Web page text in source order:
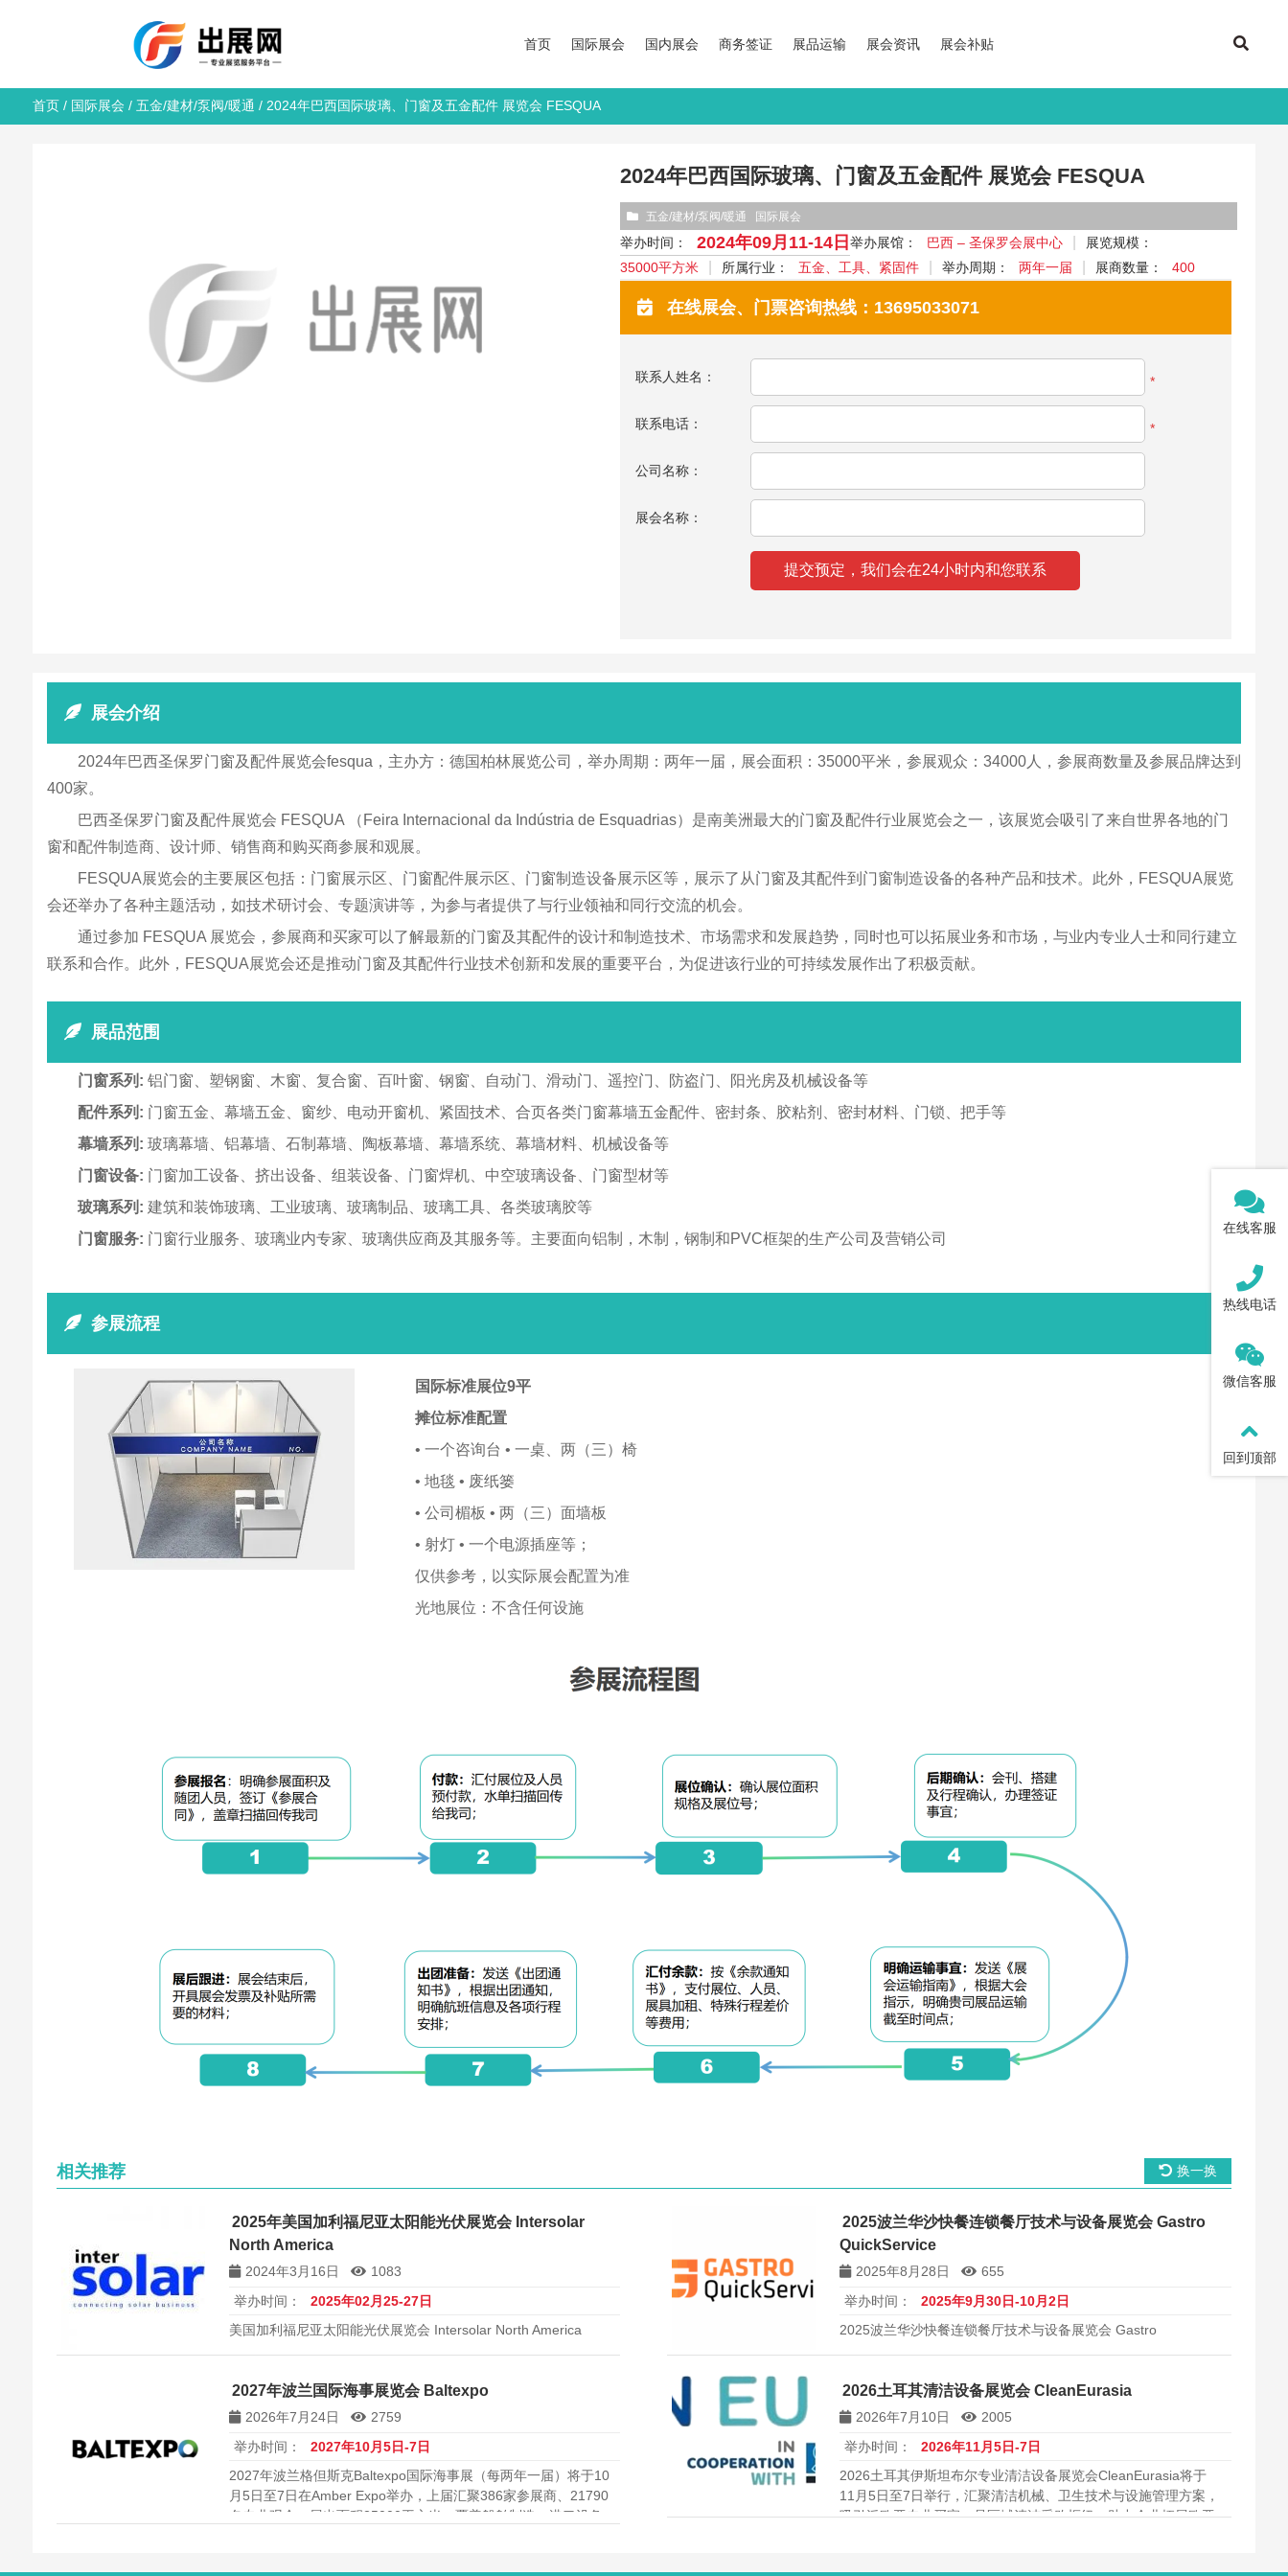
首页 国际展会 国内展会 商务签证 展品运输 展会资讯 展会补贴
首页/ 国际展会 / 五金/建材/泵阀/暖通 / 2024年巴西国际玻璃、门窗及五金配件 展览会 FESQUA
2024年巴西国际玻璃、门窗及五金配件 展览会 FESQUA
五金/建材/泵阀/暖通 国际展会
举办时间： 2024年09月11-14日举办展馆： 巴西 – 圣保罗会展中心
展览规模：
35000平方米
所属行业： 五金、工具、紧固件 举办周期： 两年一届 展商数量： 400
在线展会、门票咨询热线：13695033071
联系人姓名： *
联系电话： *
公司名称：
展会名称：
展会介绍
2024年巴西圣保罗门窗及配件展览会fesqua，主办方：德国柏林展览公司，举办周期：两年一届，展会面积：35000平米，参展观众：34000人，参展商数量及参展品牌达到
400家。
巴西圣保罗门窗及配件展览会 FESQUA （Feira Internacional da Indústria de Esquadrias）是南美洲最大的门窗及配件行业展览会之一，该展览会吸引了来自世界各地的门
窗和配件制造商、设计师、销售商和购买商参展和观展。
FESQUA展览会的主要展区包括：门窗展示区、门窗配件展示区、门窗制造设备展示区等，展示了从门窗及其配件到门窗制造设备的各种产品和技术。此外，FESQUA展览
会还举办了各种主题活动，如技术研讨会、专题演讲等，为参与者提供了与行业领袖和同行交流的机会。
通过参加 FESQUA 展览会，参展商和买家可以了解最新的门窗及其配件的设计和制造技术、市场需求和发展趋势，同时也可以拓展业务和市场，与业内专业人士和同行建立
联系和合作。此外，FESQUA展览会还是推动门窗及其配件行业技术创新和发展的重要平台，为促进该行业的可持续发展作出了积极贡献。
展品范围
门窗系列: 铝门窗、塑钢窗、木窗、复合窗、百叶窗、钢窗、自动门、滑动门、遥控门、防盗门、阳光房及机械设备等
配件系列: 门窗五金、幕墙五金、窗纱、电动开窗机、紧固技术、合页各类门窗幕墙五金配件、密封条、胶粘剂、密封材料、门锁、把手等
幕墙系列: 玻璃幕墙、铝幕墙、石制幕墙、陶板幕墙、幕墙系统、幕墙材料、机械设备等
门窗设备: 门窗加工设备、挤出设备、组装设备、门窗焊机、中空玻璃设备、门窗型材等
玻璃系列: 建筑和装饰玻璃、工业玻璃、玻璃制品、玻璃工具、各类玻璃胶等
门窗服务: 门窗行业服务、玻璃业内专家、玻璃供应商及其服务等。主要面向铝制，木制，钢制和PVC框架的生产公司及营销公司
参展流程
国际标准展位9平
摊位标准配置
• 一个咨询台 • 一桌、两（三）椅
• 地毯 • 废纸篓
• 公司楣板 • 两（三）面墙板
• 射灯 • 一个电源插座等；
仅供参考，以实际展会配置为准
光地展位：不含任何设施
相关推荐 换一换
2025年美国加利福尼亚太阳能光伏展览会 Intersolar
North America
2024年3月16日
1083
举办时间：
2025年02月25-27日
美国加利福尼亚太阳能光伏展览会 Intersolar North America
2025波兰华沙快餐连锁餐厅技术与设备展览会 Gastro
QuickService
2025年8月28日
655
举办时间：
2025年9月30日-10月2日
2025波兰华沙快餐连锁餐厅技术与设备展览会 Gastro
2027年波兰国际海事展览会 Baltexpo
2026年7月24日
2759
举办时间：
2027年10月5日-7日
2027年波兰格但斯克Baltexpo国际海事展（每两年一届）将于10
月5日至7日在Amber Expo举办，上届汇聚386家参展商、21790
名专业观众，展出面积25000平方米，覆盖船舶制造、港口设备
2026土耳其清洁设备展览会 CleanEurasia
2026年7月10日
2005
举办时间：
2026年11月5日-7日
2026土耳其伊斯坦布尔专业清洁设备展览会CleanEurasia将于
11月5日至7日举行，汇聚清洁机械、卫生技术与设施管理方案，
吸引泛欧亚专业买家，是区域清洁采购枢纽，助力企业拓展欧亚
在线客服
热线电话
微信客服
回到顶部